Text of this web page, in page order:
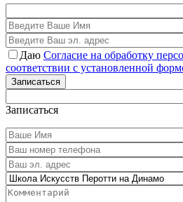
Даю Согласие на обработку
соответствии с установленной
Записаться
Записаться